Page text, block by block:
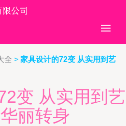
公司
全 > 家具设计的72变 从实用到艺
变 从实用到艺
丽转身